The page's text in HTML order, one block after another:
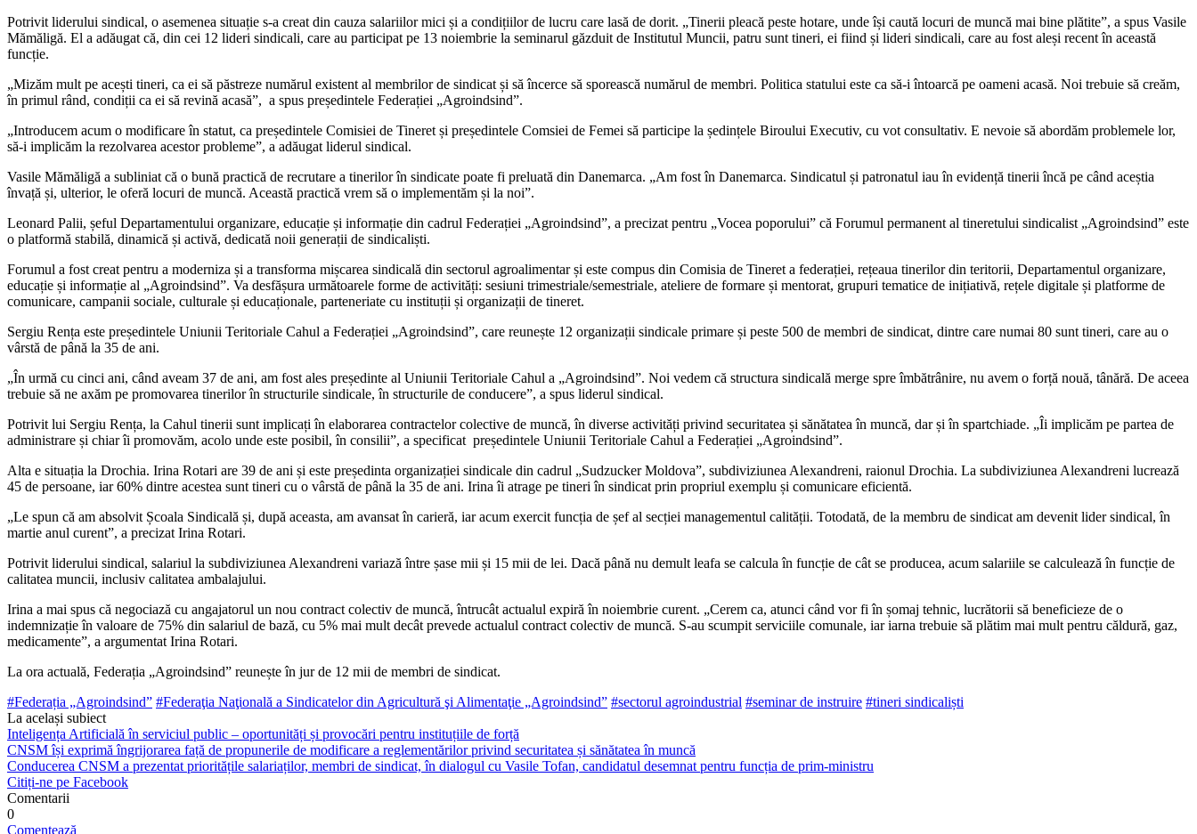
Potrivit liderului sindical, o asemenea situație s-a creat din cauza salariilor mici și a condițiilor de lucru care lasă de dorit. „Tinerii pleacă peste hotare, unde își caută locuri de muncă mai bine plătite”, a spus Vasile
Mămăligă. El a adăugat că, din cei 12 li­deri sindicali, care au participat pe 13 noiem­brie la seminarul găzduit de Institutul Muncii, patru sunt tineri, ei fiind și lideri sindicali, care au fost aleși recent în această
funcție.
„Mizăm mult pe acești tineri, ca ei să păstreze numărul existent al membrilor de sindicat și să încerce să sporească numărul de membri. Politica statului este ca să-i în­toarcă pe oameni acasă. Noi trebuie să cre­ăm,
în primul rând, condiții ca ei să revină acasă”, a spus președintele Federației „Agro­indsind”.
„Introducem acum o modificare în sta­tut, ca președintele Comisiei de Tineret și președintele Comsiei de Femei să participe la ședințele Biroului Executiv, cu vot consulta­tiv. E nevoie să abordăm problemele lor,
să-i implicăm la rezolvarea acestor probleme”, a adăugat liderul sindical.
Vasile Mămăligă a subliniat că o bună practică de recrutare a tinerilor în sindicate poate fi preluată din Danemarca. „Am fost în Danemarca. Sindicatul și patronatul iau în evidență tinerii încă pe când aceștia
învață și, ulterior, le oferă locuri de muncă. Această practică vrem să o implementăm și la noi”.
Leonard Palii, șeful Departamentului or­ganizare, educație și informație din cadrul Federației „Agroindsind”, a precizat pentru „Vocea poporului” că Forumul permanent al tineretului sindicalist „Agroindsind” este
o platformă stabilă, dinamică și activă, dedicată noii generații de sindicaliști.
Forumul a fost creat pentru a moderniza și a transforma mișcarea sindicală din secto­rul agroalimentar și este compus din Comisia de Tineret a federației, rețeaua tinerilor din teritorii, Departamentul organizare,
educație și informație al „Agroindsind”. Va desfășura următoarele forme de activități: sesiuni tri­mestriale/semestriale, ateliere de formare și mentorat, grupuri tematice de inițiativă, rețele digitale și platforme de
comunicare, campanii sociale, culturale și educaționale, parteneriate cu instituții și organizații de ti­neret.
Sergiu Rența este președintele Uniunii Teritoriale Cahul a Federației „Agroindsind”, care reunește 12 organizații sindicale prima­re și peste 500 de membri de sindicat, dintre care numai 80 sunt tineri, care au o
vârstă de până la 35 de ani.
„În urmă cu cinci ani, când aveam 37 de ani, am fost ales președinte al Uniunii Teri­toriale Cahul a „Agroindsind”. Noi vedem că structura sindicală merge spre îmbătrânire, nu avem o forță nouă, tânără. De aceea
tre­buie să ne axăm pe promovarea tinerilor în structurile sindicale, în structurile de condu­cere”, a spus liderul sindical.
Potrivit lui Sergiu Rența, la Cahul tinerii sunt implicați în elaborarea contractelor co­lective de muncă, în diverse activități privind securitatea și sănătatea în muncă, dar și în spartchiade. „Îi implicăm pe partea de
admi­nistrare și chiar îi promovăm, acolo unde este posibil, în consilii”, a specificat președintele Uniunii Teritoriale Cahul a Federației „Agro­indsind”.
Alta e situația la Drochia. Irina Rotari are 39 de ani și este președinta organizației sin­dicale din cadrul „Sudzucker Moldova”, sub­diviziunea Alexandreni, raionul Drochia. La subdiviziunea Alexandreni lucrează
45 de persoane, iar 60% dintre acestea sunt tineri cu o vârstă de până la 35 de ani. Irina îi atrage pe tineri în sindicat prin propriul exemplu și comunicare eficientă.
„Le spun că am absolvit Școala Sindicală și, după aceasta, am avansat în carieră, iar acum exercit funcția de șef al secției mana­gementul calității. Totodată, de la membru de sindicat am devenit lider sindical, în
martie anul curent”, a precizat Irina Rotari.
Potrivit liderului sindical, salariul la subdi­viziunea Alexandreni variază între șase mii și 15 mii de lei. Dacă până nu demult leafa se calcula în funcție de cât se producea, acum salariile se calculează în funcție de
calitatea muncii, inclusiv calitatea ambalajului.
Irina a mai spus că negociază cu anga­jatorul un nou contract colectiv de muncă, întrucât actualul expiră în noiembrie curent. „Cerem ca, atunci când vor fi în șomaj tehnic, lucrătorii să beneficieze de o
indemnizație în valoare de 75% din salariul de bază, cu 5% mai mult decât prevede actualul contract co­lectiv de muncă. S-au scumpit serviciile co­munale, iar iarna trebuie să plătim mai mult pentru căldură, gaz,
medicamente”, a argu­mentat Irina Rotari.
La ora actuală, Federația „Agroindsind” reunește în jur de 12 mii de membri de sin­dicat.
#Federația „Agroindsind” #Federaţia Naţională a Sindicatelor din Agricultură şi Alimentaţie „Agroindsind” #secto­rul agroindustrial #seminar de instruire #tineri sindicaliști
La același subiect
Inteligența Artificială în serviciul public – oportunități și provocări pentru instituțiile de forță
CNSM își exprimă îngrijorarea față de propunerile de modificare a reglementărilor privind securitatea și sănătatea în muncă
Conducerea CNSM a prezentat prioritățile salariaților, membri de sindicat, în dialogul cu Vasile Tofan, candidatul desemnat pentru funcția de prim-ministru
Citiți-ne pe Facebook
Comentarii
0
Comentează